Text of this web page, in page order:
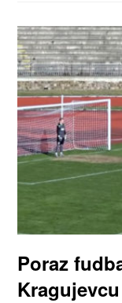
Poraz
Kragujevcu